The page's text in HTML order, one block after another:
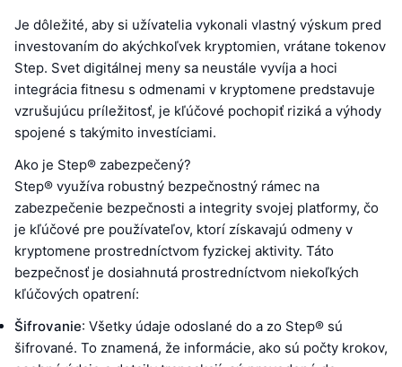
Je dôležité, aby si užívatelia vykonali vlastný výskum pred
investovaním do akýchkoľvek kryptomien, vrátane tokenov
Step. Svet digitálnej meny sa neustále vyvíja a hoci
integrácia fitnesu s odmenami v kryptomene predstavuje
vzrušujúcu príležitosť, je kľúčové pochopiť riziká a výhody
spojené s takýmito investíciami.
Ako je Step® zabezpečený?
Step® využíva robustný bezpečnostný rámec na
zabezpečenie bezpečnosti a integrity svojej platformy, čo
je kľúčové pre používateľov, ktorí získavajú odmeny v
kryptomene prostredníctvom fyzickej aktivity. Táto
bezpečnosť je dosiahnutá prostredníctvom niekoľkých
kľúčových opatrení:
Šifrovanie: Všetky údaje odoslané do a zo Step® sú
šifrované. To znamená, že informácie, ako sú počty krokov,